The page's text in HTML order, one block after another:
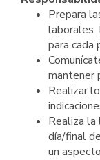
Prepara
laborales.
para cada
mantener
Realizar
Realiza
día/final
un